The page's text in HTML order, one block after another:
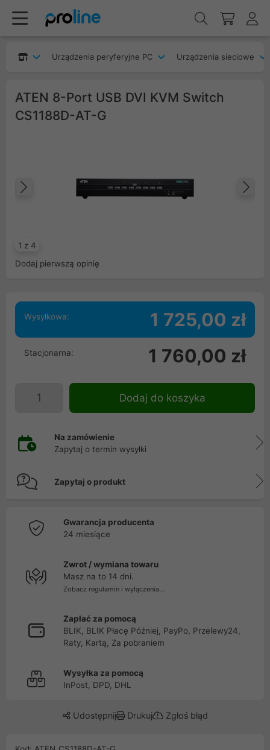
Urządzenia peryferyjne PC Urządzenia sieciowe
ATEN 8-Port USB DVI KVM Switch
CS1188D-AT-G
1 z 4
Poprzedni
Dodaj pierwszą opinię
Wysyłkowa: 1 725,00 zł
Stacjonarna: 1 760,00 zł
Dodaj do koszyka
Na zamówienie
Zapytaj o termin wysyłki
Zapytaj o produkt
Gwarancja producenta
24 miesiące
Zwrot / wymiana towaru
Masz na to 14 dni.
Zobacz regulamin i wyłączenia...
Zapłać za pomocą
BLIK, BLIK Płacę Później, PayPo, Przelewy24,
Raty, Kartą, Za pobraniem
Wysyłka za pomocą
InPost, DPD, DHL
Udostępnij Drukuj Zgłoś błąd